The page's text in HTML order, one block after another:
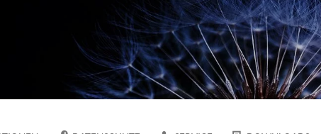
Marion Klüter